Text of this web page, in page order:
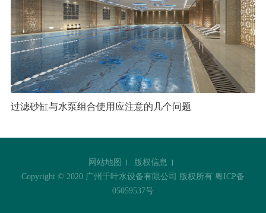
过滤砂缸与水泵组合使用应注意的几个问题
网站地图
版权信息
Copyright © 2020 广州千叶水设备有限公司 版权所有 粤ICP备
05059537号